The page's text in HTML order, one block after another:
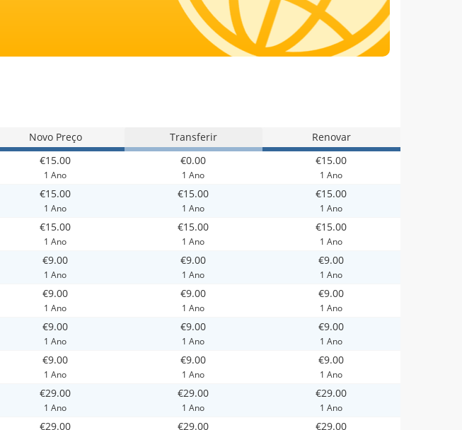
Novo Preço Transferir Renovar
€15.00
1 Ano
€0.00
1 Ano
€15.00
1 Ano
€15.00
1 Ano
€15.00
1 Ano
€15.00
1 Ano
€15.00
1 Ano
€15.00
1 Ano
€15.00
1 Ano
€9.00
1 Ano
€9.00
1 Ano
€9.00
1 Ano
€9.00
1 Ano
€9.00
1 Ano
€9.00
1 Ano
€9.00
1 Ano
€9.00
1 Ano
€9.00
1 Ano
€9.00
1 Ano
€9.00
1 Ano
€9.00
1 Ano
€29.00
1 Ano
€29.00
1 Ano
€29.00
1 Ano
€29.00 €29.00 €29.00